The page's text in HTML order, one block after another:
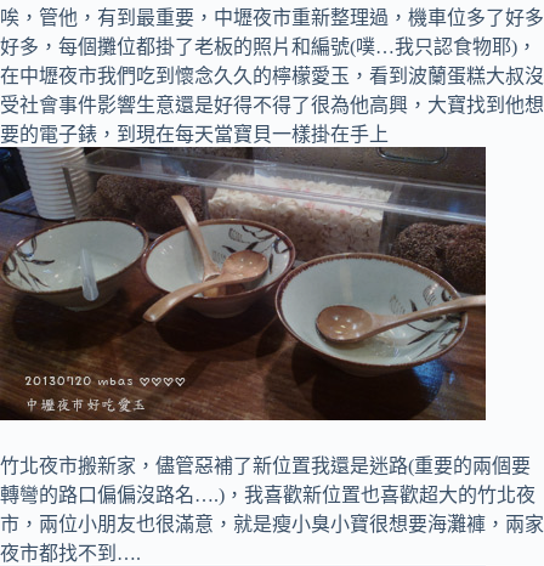
唉，管他，有到最重要，中壢夜市重新整理過，機車位多了好多
好多，每個攤位都掛了老板的照片和編號(噗…我只認食物耶)，
在中壢夜市我們吃到懷念久久的檸檬愛玉，看到波蘭蛋糕大叔沒
受社會事件影響生意還是好得不得了很為他高興，大寶找到他想
要的電子錶，到現在每天當寶貝一樣掛在手上
竹北夜市搬新家，儘管惡補了新位置我還是迷路(重要的兩個要
轉彎的路口偏偏沒路名….)，我喜歡新位置也喜歡超大的竹北夜
市，兩位小朋友也很滿意，就是瘦小臭小寶很想要海灘褲，兩家
夜市都找不到….